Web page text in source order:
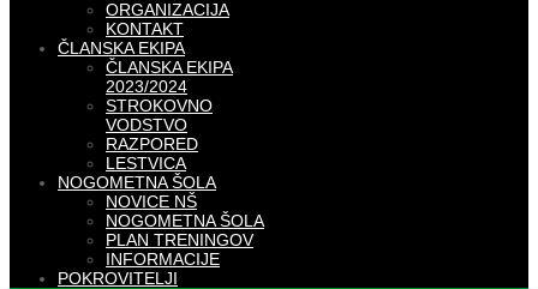
ORGANIZACIJA
KONTAKT
ČLANSKA EKIPA
ČLANSKA EKIPA
2023/2024
STROKOVNO
VODSTVO
RAZPORED
LESTVICA
NOGOMETNA ŠOLA
NOVICE NŠ
NOGOMETNA ŠOLA
PLAN TRENINGOV
INFORMACIJE
POKROVITELJI